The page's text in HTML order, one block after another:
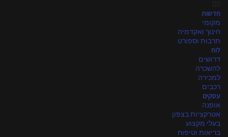
חדשות
מקומי
חינוך ואקדמיה
תרבות וספורט
לוח
דרושים
להשכרה
למכירה
רכבים
עסקים
אופנה
אטרקציות בצפון
בעלי מקצוע
בריאות וטיפוח